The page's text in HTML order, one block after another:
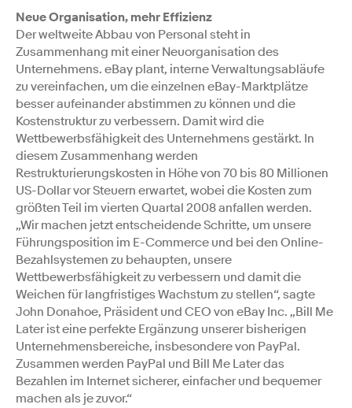
Neue Organisation, mehr Effizienz
Der weltweite Abbau von Personal steht in
Zusammenhang mit einer Neuorganisation des
Unternehmens. eBay plant, interne Verwaltungsabläufe
zu vereinfachen, um die einzelnen eBay-Marktplätze
besser aufeinander abstimmen zu können und die
Kostenstruktur zu verbessern. Damit wird die
Wettbewerbsfähigkeit des Unternehmens gestärkt. In
diesem Zusammenhang werden
Restrukturierungskosten in Höhe von 70 bis 80 Millionen
US-Dollar vor Steuern erwartet, wobei die Kosten zum
größten Teil im vierten Quartal 2008 anfallen werden.
„Wir machen jetzt entscheidende Schritte, um unsere
Führungsposition im E-Commerce und bei den Online-
Bezahlsystemen zu behaupten, unsere
Wettbewerbsfähigkeit zu verbessern und damit die
Weichen für langfristiges Wachstum zu stellen“, sagte
John Donahoe, Präsident und CEO von eBay Inc. „Bill Me
Later ist eine perfekte Ergänzung unserer bisherigen
Unternehmensbereiche, insbesondere von PayPal.
Zusammen werden PayPal und Bill Me Later das
Bezahlen im Internet sicherer, einfacher und bequemer
machen als je zuvor.“